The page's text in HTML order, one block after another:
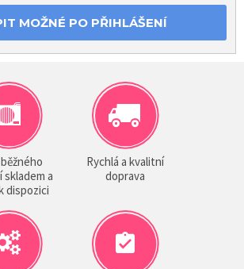
MOŽNÉ PO PŘIHLÁŠENÍ
skladem a
dispozici
Rychlá a kvalitní
doprava